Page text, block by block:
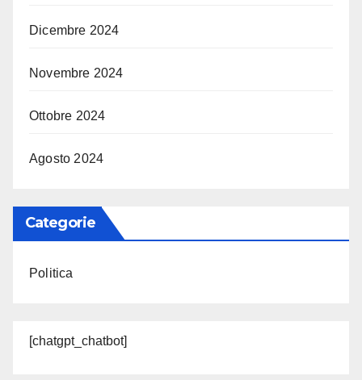
Dicembre 2024
Novembre 2024
Ottobre 2024
Agosto 2024
Categorie
Politica
[chatgpt_chatbot]